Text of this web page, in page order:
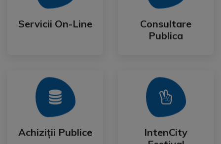
Servicii On-Line
Servicii On-Line
Consultare
Publica
Consultare
Publica
Achiziții Publice
Achiziții Publice
Mai Mult
IntenCity
IntenCity
Festival
Mai Mult